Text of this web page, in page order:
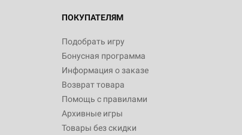
ПОКУПАТЕЛЯМ
Подобрать игру
Бонусная программа
Информация о заказе
Возврат товара
Помощь с правилами
Архивные игры
Товары без скидки